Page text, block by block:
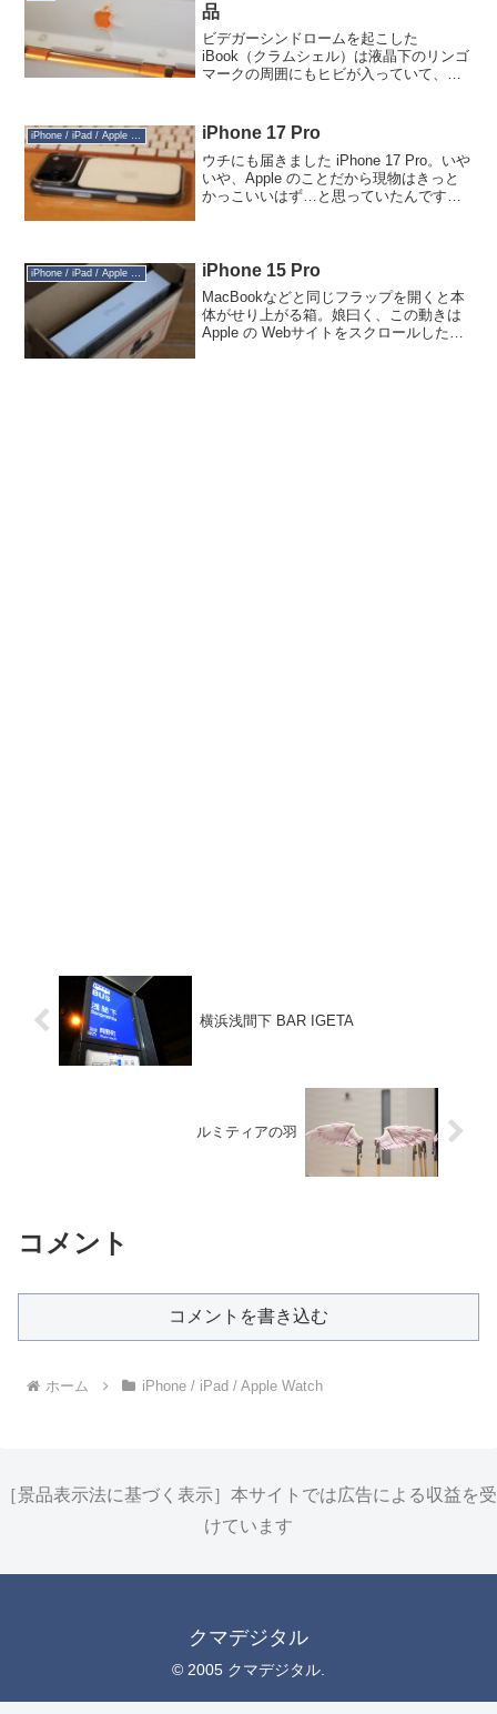
品
ビデガーシンドロームを起こした
iBook（クラムシェル）は液晶下のリンゴ
マークの周囲にもヒビが入っていて、液
解を試みたところ…力加減を誤ってヒビ
iPhone / iPad / Apple Watch iPhone 17 Pro
ウチにも届きました iPhone 17 Pro。いや
いや、Apple のことだから現物はきっと
かっこいいはず…と思っていたんです
と...
iPhone / iPad / Apple Watch iPhone 15 Pro
MacBookなどと同じフラップを開くと本
体がせり上がる箱。娘曰く、この動きは
Apple の Webサイトをスクロールしたと
横浜浅間下 BAR IGETA
ルミティアの羽
コメント
コメントを書き込む
ホーム iPhone / iPad / Apple Watch
［景品表示法に基づく表示］本サイトでは広告による収益を受
けています
クマデジタル
© 2005 クマデジタル.